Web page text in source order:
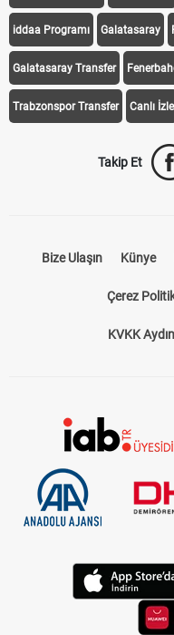
iddaa Programı Galatasaray
Galatasaray Transfer
Trabzonspor Transfer Canlı İzle
Takip Et
Bize Ulaşın Künye
Çerez
KVKK